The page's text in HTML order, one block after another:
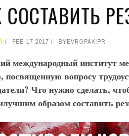
СОСТАВИТЬ
FEB 17 2017 BYEVROPAKIPR
международный институт
посвященную вопросу
Что нужно сделать,
образом составить